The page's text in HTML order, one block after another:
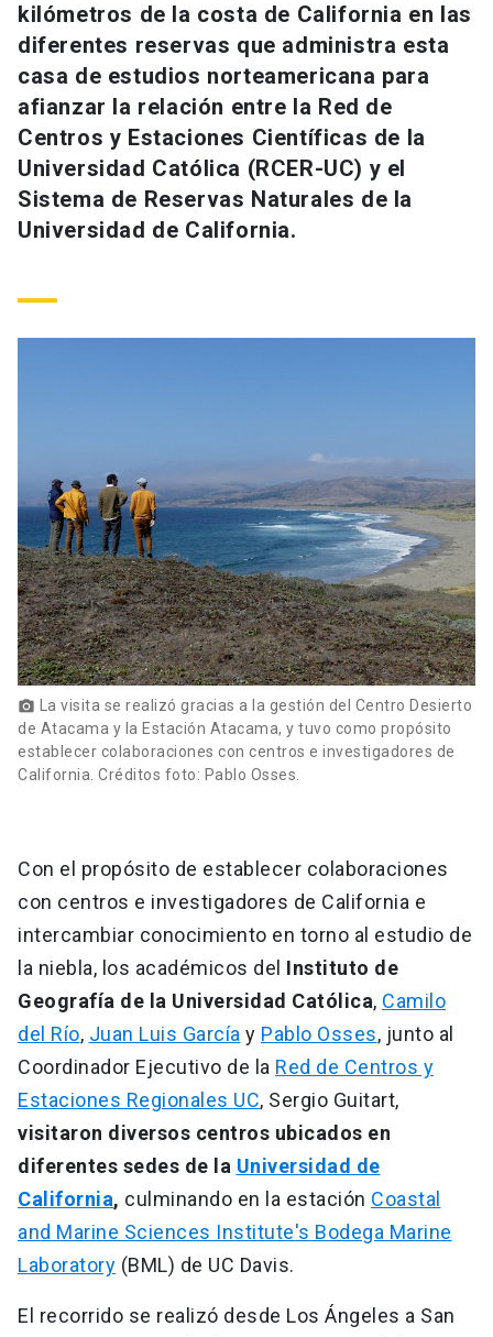
Académicos
Personal
Alumni launch
Padres y familia
Admisión launch
Mi Cuenta UC launch
Mi Portal UC launch
Medios Biblioteca launch
kilómetros de la costa de California en las
diferentes reservas que administra esta
casa de estudios norteamericana para
afianzar la relación entre la Red de
Centros y Estaciones Científicas de la
Universidad Católica (RCER-UC) y el
Sistema de Reservas Naturales de la
Universidad de California.
photo_camera La visita se realizó gracias a la gestión del Centro Desierto
de Atacama y la Estación Atacama, y tuvo como propósito
establecer colaboraciones con centros e investigadores de
California. Créditos foto: Pablo Osses.
Con el propósito de establecer colaboraciones
con centros e investigadores de California e
intercambiar conocimiento en torno al estudio de
la niebla, los académicos del Instituto de
Geografía de la Universidad Católica, Camilo
del Río, Juan Luis García y Pablo Osses, junto al
Coordinador Ejecutivo de la Red de Centros y
Estaciones Regionales UC, Sergio Guitart,
visitaron diversos centros ubicados en
diferentes sedes de la Universidad de
California, culminando en la estación Coastal
and Marine Sciences Institute's Bodega Marine
Laboratory (BML) de UC Davis.
El recorrido se realizó desde Los Ángeles a San